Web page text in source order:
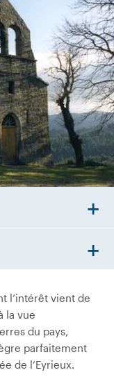
l’intérêt vient de
la vue
du pays,
parfaitement
de l’Eyrieux.